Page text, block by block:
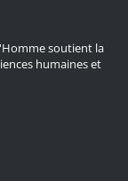
soutient la
humaines et